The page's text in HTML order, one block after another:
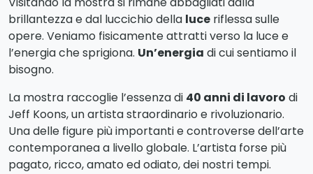
brillantezza e dal luccichio della luce riflessa sulle
opere. Veniamo fisicamente attratti verso la luce e
l’energia che sprigiona. Un’energia di cui sentiamo il
bisogno.
La mostra raccoglie l’essenza di 40 anni di lavoro di
Jeff Koons, un artista straordinario e rivoluzionario.
Una delle figure più importanti e controverse dell’arte
contemporanea a livello globale. L’artista forse più
pagato, ricco, amato ed odiato, dei nostri tempi.